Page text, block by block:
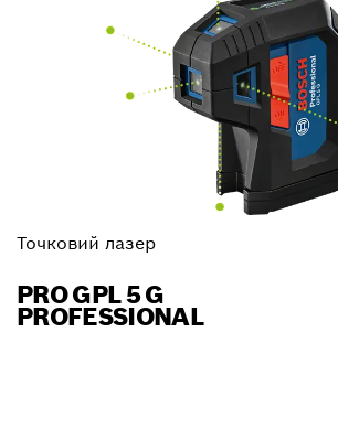
Точковий лазер
PRO GPL 5 G
PROFESSIONAL